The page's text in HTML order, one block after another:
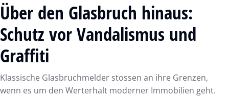
Über den Glasbruch hinaus:
Schutz vor Vandalismus und
Graffiti
Klassische Glasbruchmelder stossen an ihre Grenzen,
wenn es um den Werterhalt moderner Immobilien geht.